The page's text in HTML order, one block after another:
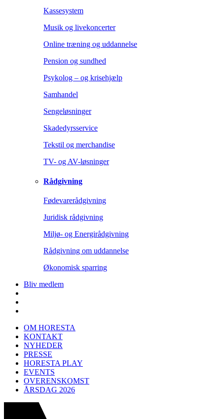
Kassesystem
Musik og livekoncerter
Online træning og uddannelse
Pension og sundhed
Psykolog – og krisehjælp
Samhandel
Sengeløsninger
Skadedyrsservice
Tekstil og merchandise
TV- og AV-løsninger
Rådgivning
Fødevarerådgivning
Juridisk rådgivning
Miljø- og Energirådgivning
Rådgivning om uddannelse
Økonomisk sparring
Bliv medlem
OM HORESTA
KONTAKT
NYHEDER
PRESSE
HORESTA PLAY
EVENTS
OVERENSKOMST
ÅRSDAG 2026